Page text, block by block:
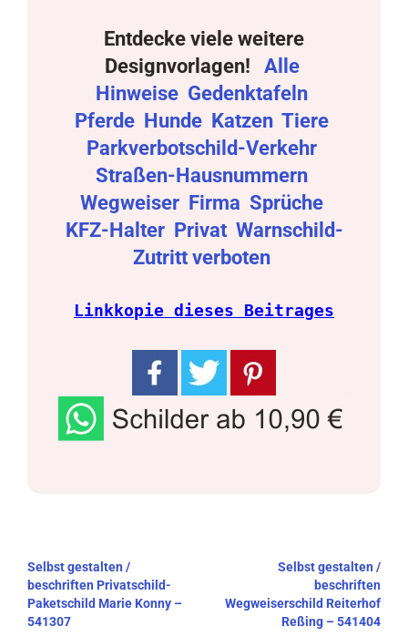
Entdecke viele weitere
Designvorlagen!
Alle
Hinweise Gedenktafeln
Pferde Hunde Katzen Tiere
Parkverbotschild-Verkehr
Straßen-Hausnummern
Wegweiser Firma Sprüche
KFZ-Halter Privat Warnschild-
Zutritt verboten
Linkkopie dieses Beitrages
Beitragsnavigation
Selbst gestalten /
beschriften Privatschild-
Paketschild Marie Konny –
541307
Selbst gestalten /
beschriften
Wegweiserschild Reiterhof
Reßing – 541404